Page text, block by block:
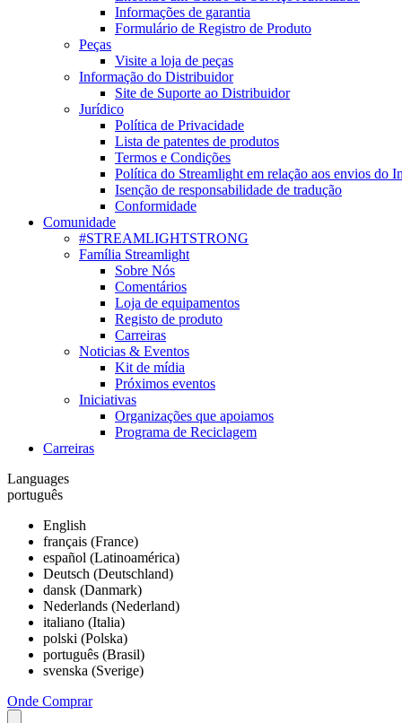
Informações de garantia
Formulário de Registro de Produto
Peças
Visite a loja de peças
Informação do Distribuidor
Site de Suporte ao Distribuidor
Jurídico
Política de Privacidade
Lista de patentes de produtos
Termos e Condições
Política do Streamlight em relação aos envios do
Isenção de responsabilidade de tradução
Conformidade
Comunidade
#STREAMLIGHTSTRONG
Família Streamlight
Sobre Nós
Comentários
Loja de equipamentos
Registo de produto
Carreiras
Noticias & Eventos
Kit de mídia
Próximos eventos
Iniciativas
Organizações que apoiamos
Programa de Reciclagem
Carreiras
Languages
português
English
français (France)
español (Latinoamérica)
Deutsch (Deutschland)
dansk (Danmark)
Nederlands (Nederland)
italiano (Italia)
polski (Polska)
português (Brasil)
svenska (Sverige)
Onde Comprar